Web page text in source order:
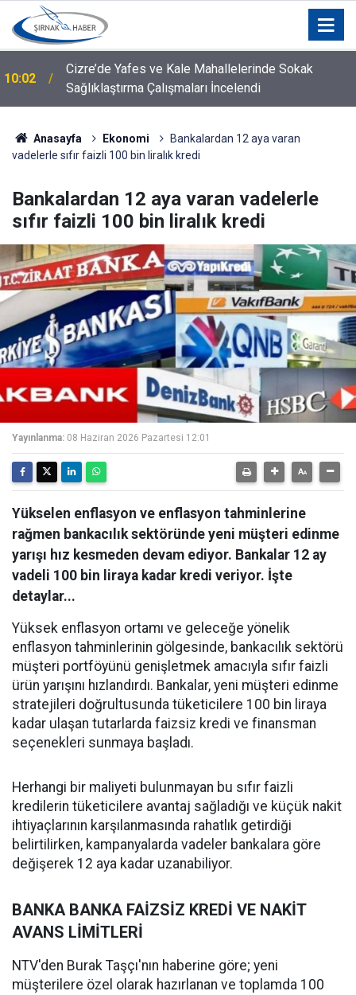
10:02
Cizre’de Yafes ve Kale Mahallelerinde Sokak
Sağlıklaştırma Çalışmaları İncelendi
09:44
Araç sahiplerinin sevinci kısa sürdü: Benzine zam
geliyor
Anasayfa Ekonomi
Bankalardan 12 aya varan
vadelerle sıfır faizli 100 bin liralık kredi
Bankalardan 12 aya varan vadelerle
sıfır faizli 100 bin liralık kredi
Yayınlanma: 08 Haziran 2026 Pazartesi 12:01
Yükselen enflasyon ve enflasyon tahminlerine
rağmen bankacılık sektöründe yeni müşteri edinme
yarışı hız kesmeden devam ediyor. Bankalar 12 ay
vadeli 100 bin liraya kadar kredi veriyor. İşte
detaylar...
Yüksek enflasyon ortamı ve geleceğe yönelik
enflasyon tahminlerinin gölgesinde, bankacılık sektörü
müşteri portföyünü genişletmek amacıyla sıfır faizli
ürün yarışını hızlandırdı. Bankalar, yeni müşteri edinme
stratejileri doğrultusunda tüketicilere 100 bin liraya
kadar ulaşan tutarlarda faizsiz kredi ve finansman
seçenekleri sunmaya başladı.
Herhangi bir maliyeti bulunmayan bu sıfır faizli
kredilerin tüketicilere avantaj sağladığı ve küçük nakit
ihtiyaçlarının karşılanmasında rahatlık getirdiği
belirtilirken, kampanyalarda vadeler bankalara göre
değişerek 12 aya kadar uzanabiliyor.
BANKA BANKA FAİZSİZ KREDİ VE NAKİT
AVANS LİMİTLERİ
NTV'den Burak Taşçı'nın haberine göre; yeni
müşterilere özel olarak hazırlanan ve toplamda 100